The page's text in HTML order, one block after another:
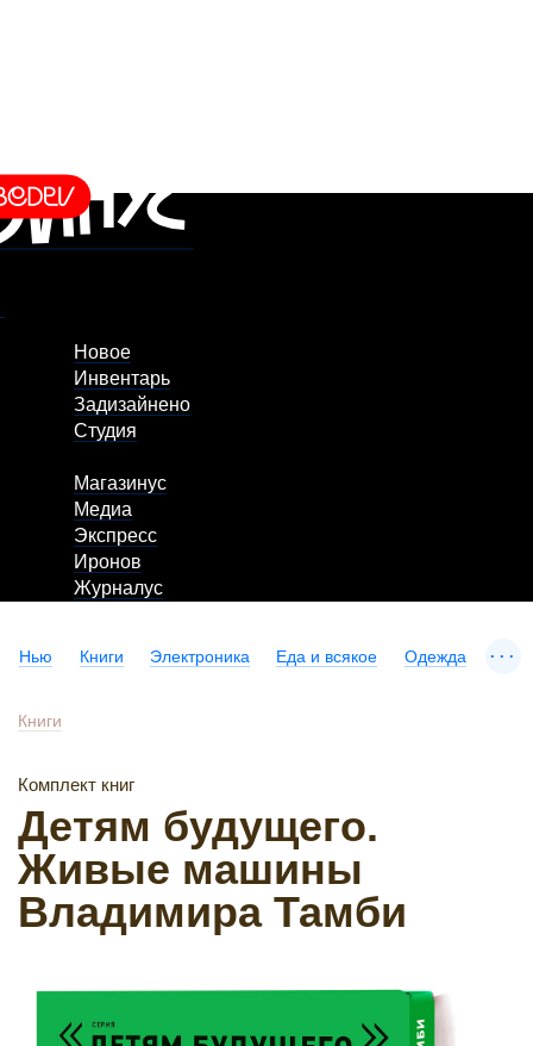
Новое
Инвентарь
Задизайнено
Студия
Магазинус
Медиа
Экспресс
Иронов
Журналус
Нью Книги Электроника Еда и всякое Одежда ...
Книги
Комплект книг
Детям будущего.
Живые машины
Владимира Тамби